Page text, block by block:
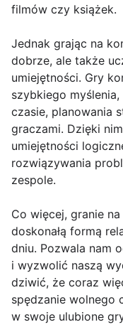
filmów czy książek.
Jednak grając na
dobrze, ale także
umiejętności. Gry
szybkiego
czasie, planowania
graczami. Dzięki
umiejętności
rozwiązywania
zespole.
Co więcej, granie
doskonałą formą
dniu. Pozwala nam
i wyzwolić naszą
dziwić, że coraz
spędzanie wolnego
w swoje ulubione